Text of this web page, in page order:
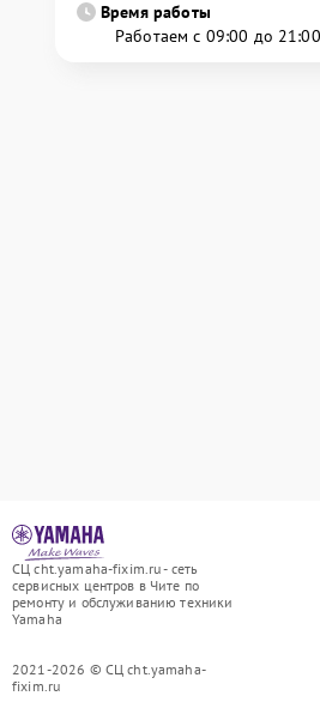
Время работы
Работаем с 09:00 до 21:00
СЦ cht.yamaha-fixim.ru - сеть
сервисных центров в Чите по
ремонту и обслуживанию техники
Yamaha
2021-2026 © СЦ cht.yamaha-
fixim.ru